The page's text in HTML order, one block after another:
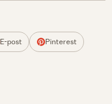
E-post Pinterest